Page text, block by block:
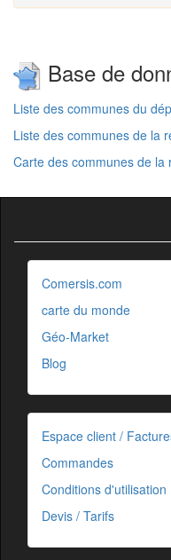
Base de
Liste des communes du
Liste des communes de la
Carte des communes de
Comersis.com
carte du monde
Géo-Market
Blog
Espace client /
Commandes
Conditions d'utilisation
Devis / Tarifs